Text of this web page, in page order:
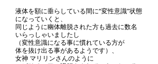
液体を額に垂らしている間に“変性意識”状態
になっていくと、
同じように幽体離脱された方も過去に数名
いらっしゃいましたし
（変性意識になる事に慣れている方が
体を抜け出る事があるようです）、
女神 マリリンさんのように